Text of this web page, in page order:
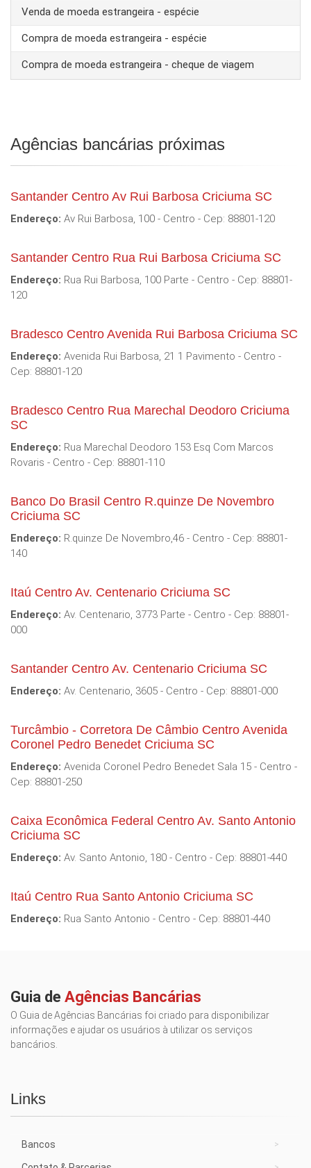
Venda de moeda estrangeira - espécie
Compra de moeda estrangeira - espécie
Compra de moeda estrangeira - cheque de viagem
Agências bancárias próximas
Santander Centro Av Rui Barbosa Criciuma SC
Endereço: Av Rui Barbosa, 100 - Centro - Cep: 88801-120
Santander Centro Rua Rui Barbosa Criciuma SC
Endereço: Rua Rui Barbosa, 100 Parte - Centro - Cep: 88801-
120
Bradesco Centro Avenida Rui Barbosa Criciuma SC
Endereço: Avenida Rui Barbosa, 21 1 Pavimento - Centro -
Cep: 88801-120
Bradesco Centro Rua Marechal Deodoro Criciuma
SC
Endereço: Rua Marechal Deodoro 153 Esq Com Marcos
Rovaris - Centro - Cep: 88801-110
Banco Do Brasil Centro R.quinze De Novembro
Criciuma SC
Endereço: R.quinze De Novembro,46 - Centro - Cep: 88801-
140
Itaú Centro Av. Centenario Criciuma SC
Endereço: Av. Centenario, 3773 Parte - Centro - Cep: 88801-
000
Santander Centro Av. Centenario Criciuma SC
Endereço: Av. Centenario, 3605 - Centro - Cep: 88801-000
Turcâmbio - Corretora De Câmbio Centro Avenida
Coronel Pedro Benedet Criciuma SC
Endereço: Avenida Coronel Pedro Benedet Sala 15 - Centro -
Cep: 88801-250
Caixa Econômica Federal Centro Av. Santo Antonio
Criciuma SC
Endereço: Av. Santo Antonio, 180 - Centro - Cep: 88801-440
Itaú Centro Rua Santo Antonio Criciuma SC
Endereço: Rua Santo Antonio - Centro - Cep: 88801-440
Guia de Agências Bancárias
O Guia de Agências Bancárias foi criado para disponibilizar
informações e ajudar os usuários à utilizar os serviços
bancários.
Links
Bancos